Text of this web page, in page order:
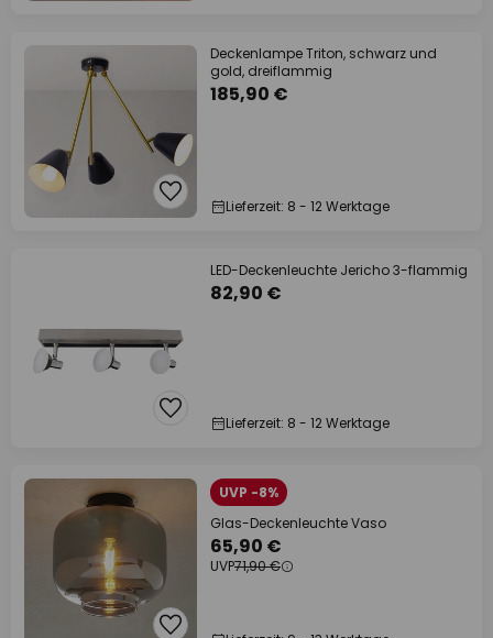
Deckenlampe Triton, schwarz und
gold, dreiflammig
185,90 €
Lieferzeit: 8 - 12 Werktage
LED-Deckenleuchte Jericho 3-flammig
82,90 €
Lieferzeit: 8 - 12 Werktage
UVP -8%
Glas-Deckenleuchte Vaso
65,90 €
UVP71,90 €